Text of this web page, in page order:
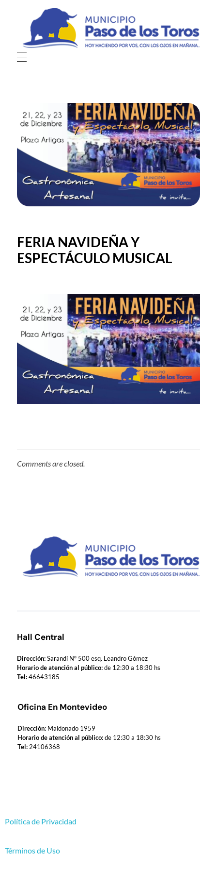
Municipio de Paso de los Toros
Hoy haciendo para vos, con los ojos en mañana
FERIA NAVIDEÑA Y
ESPECTÁCULO MUSICAL
Comments are closed.
Hall Central
Dirección:Sarandí Nº 500 esq. Leandro Gómez
Horario de atención al público:de 12:30 a 18:30 hs
Tel:46643185
Oficina En Montevideo
Dirección:Maldonado 1959
Horario de atención al público:de 12:30 a 18:30 hs
Tel:24106368
Política de Privacidad
Términos de Uso